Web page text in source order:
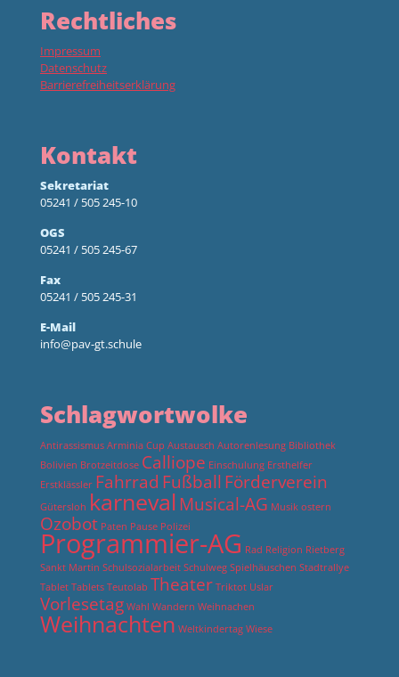
Rechtliches
Impressum
Datenschutz
Barrierefreiheitserklärung
Kontakt
Sekretariat
05241 / 505 245-10
OGS
05241 / 505 245-67
Fax
05241 / 505 245-31
E-Mail
info@pav-gt.schule
Schlagwortwolke
Antirassismus Arminia Cup Austausch Autorenlesung Bibliothek
Bolivien Brotzeitdose Calliope Einschulung Ersthelfer
Erstklässler Fahrrad FußballFörderverein
Gütersloh karnevalMusical-AG Musik ostern
Ozobot Paten Pause Polizei
Programmier-AG Rad Religion Rietberg
Sankt Martin Schulsozialarbeit Schulweg Spielhäuschen Stadtrallye
Tablet Tablets Teutolab Theater Triktot Uslar
Vorlesetag Wahl Wandern Weihnachen
Weihnachten Weltkindertag Wiese